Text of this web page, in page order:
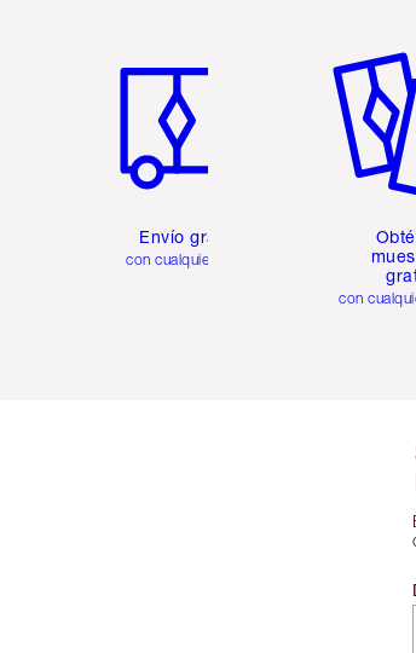
Envío gratuito
con cualquier pedido
con